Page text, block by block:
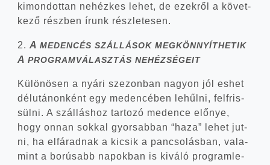
kimon­dot­tan nehéz­kes lehet, de ezek­ről a követ­
ke­ző rész­ben írunk részletesen.
2. A MEDENCÉS SZÁLLÁSOK MEGKÖNNYÍTHETIK
A PROGRAMVÁLASZTÁS NEHÉZSÉGEIT
Külö­nö­sen a nyá­ri sze­zon­ban nagyon jól eshet
dél­utá­non­ként egy meden­cé­ben lehűl­ni, fel­fris­
sül­ni. A szál­lás­hoz tar­to­zó meden­ce elő­nye,
hogy onnan sok­kal gyor­sab­ban “haza” lehet jut­
ni, ha elfá­rad­nak a kicsik a pan­cso­lás­ban, vala­
mint a ború­sabb napok­ban is kivá­ló prog­ram­le­